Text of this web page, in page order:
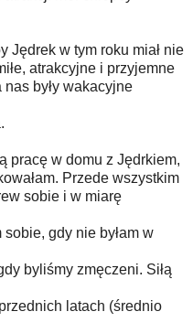
Jędrek w tym roku miał nie
atrakcyjne i przyjemne
były wakacyjne
pracę w domu z Jędrkiem,
Przede wszystkim
sobie i w miarę
gdy nie byłam w
byliśmy zmęczeni. Siłą
latach (średnio